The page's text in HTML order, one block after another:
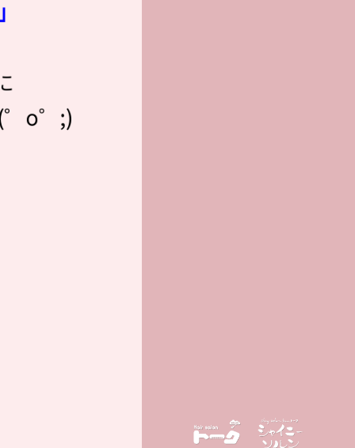
o゜;)